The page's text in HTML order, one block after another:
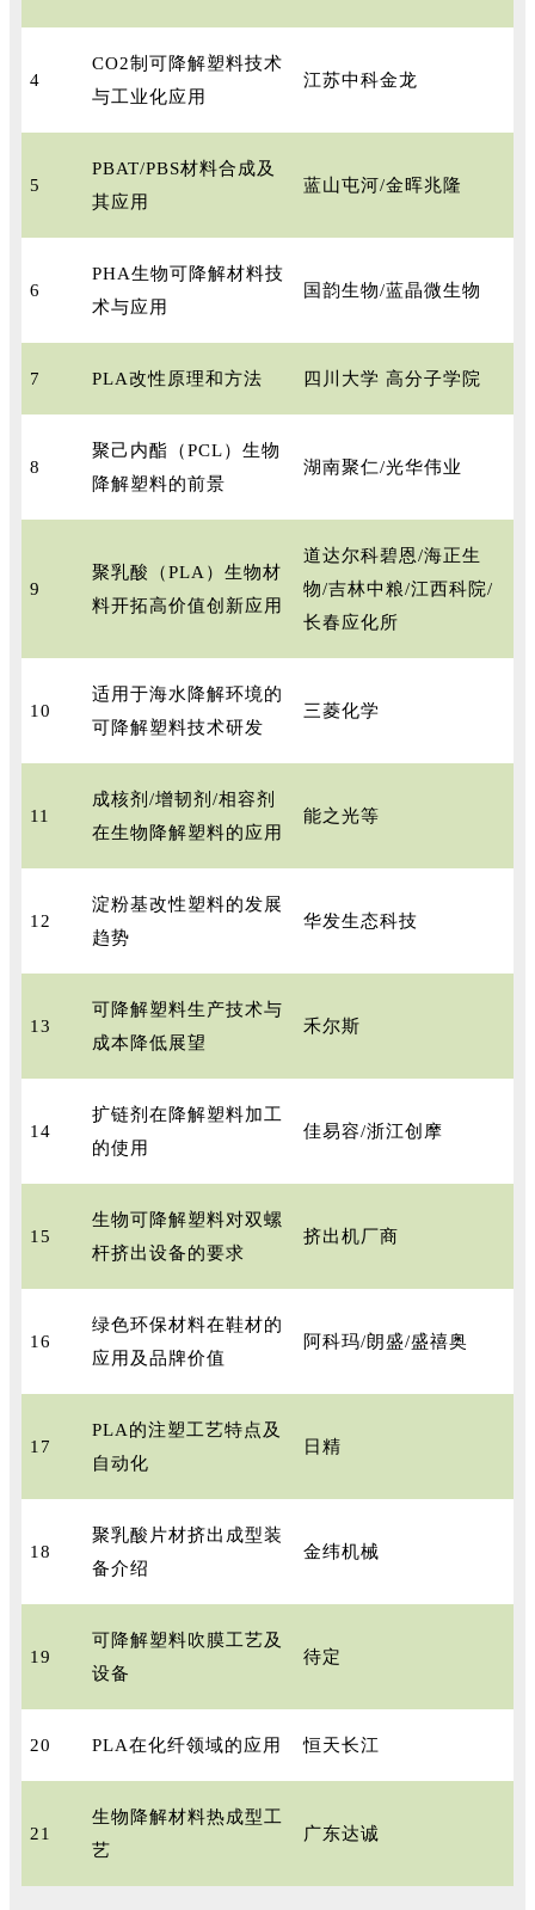
4
CO2制可降解塑料技术
与工业化应用
江苏中科金龙
5
PBAT/PBS材料合成及
其应用
蓝山屯河/金晖兆隆
6
PHA生物可降解材料技
术与应用
国韵生物/蓝晶微生物
7 PLA改性原理和方法 四川大学 高分子学院
8
聚己内酯（PCL）生物
降解塑料的前景
湖南聚仁/光华伟业
9
聚乳酸（PLA）生物材
料开拓高价值创新应用
道达尔科碧恩/海正生
物/吉林中粮/江西科院/
长春应化所
10
适用于海水降解环境的
可降解塑料技术研发
三菱化学
11
成核剂/增韧剂/相容剂
在生物降解塑料的应用
能之光等
12
淀粉基改性塑料的发展
趋势
华发生态科技
13
可降解塑料生产技术与
成本降低展望
禾尔斯
14
扩链剂在降解塑料加工
的使用
佳易容/浙江创摩
15
生物可降解塑料对双螺
杆挤出设备的要求
挤出机厂商
16
绿色环保材料在鞋材的
应用及品牌价值
阿科玛/朗盛/盛禧奥
17
PLA的注塑工艺特点及
自动化
日精
18
聚乳酸片材挤出成型装
备介绍
金纬机械
19
可降解塑料吹膜工艺及
设备
待定
20 PLA在化纤领域的应用 恒天长江
21
生物降解材料热成型工
艺
广东达诚